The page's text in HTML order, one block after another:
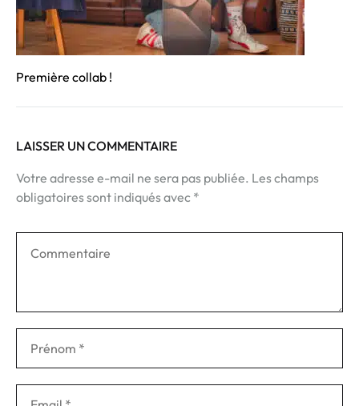
Première collab !
LAISSER UN COMMENTAIRE
Votre adresse e-mail ne sera pas publiée. Les champs
obligatoires sont indiqués avec *